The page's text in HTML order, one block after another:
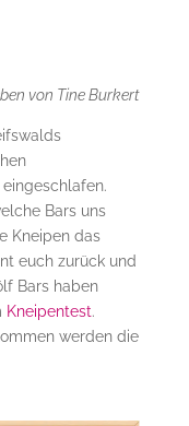
von Tine Burkert
Bars uns
Kneipen das
euch zurück und
Bars haben
Kneipentest.
werden die